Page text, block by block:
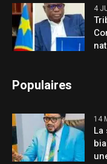
4
Populaires
14